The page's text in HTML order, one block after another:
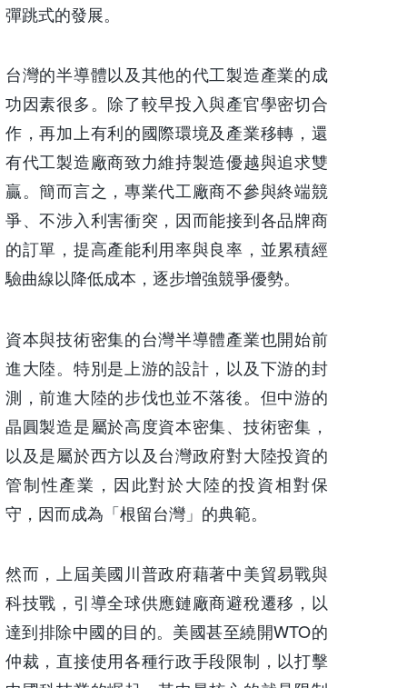
彈跳式的發展。
台灣的半導體以及其他的代工製造產業的成
功因素很多。除了較早投入與產官學密切合
作，再加上有利的國際環境及產業移轉，還
有代工製造廠商致力維持製造優越與追求雙
贏。簡而言之，專業代工廠商不參與終端競
爭、不涉入利害衝突，因而能接到各品牌商
的訂單，提高產能利用率與良率，並累積經
驗曲線以降低成本，逐步增強競爭優勢。
資本與技術密集的台灣半導體產業也開始前
進大陸。特別是上游的設計，以及下游的封
測，前進大陸的步伐也並不落後。但中游的
晶圓製造是屬於高度資本密集、技術密集，
以及是屬於西方以及台灣政府對大陸投資的
管制性產業，因此對於大陸的投資相對保
守，因而成為「根留台灣」的典範。
然而，上屆美國川普政府藉著中美貿易戰與
科技戰，引導全球供應鏈廠商避稅遷移，以
達到排除中國的目的。美國甚至繞開WTO的
仲裁，直接使用各種行政手段限制，以打擊